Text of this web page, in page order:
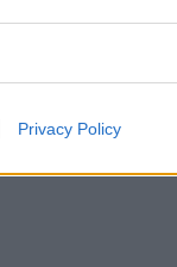
Privacy Policy